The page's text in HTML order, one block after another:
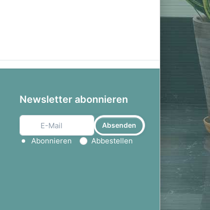
Newsletter abonnieren
Absenden
Aktion wählen
Abonnieren Abbestellen